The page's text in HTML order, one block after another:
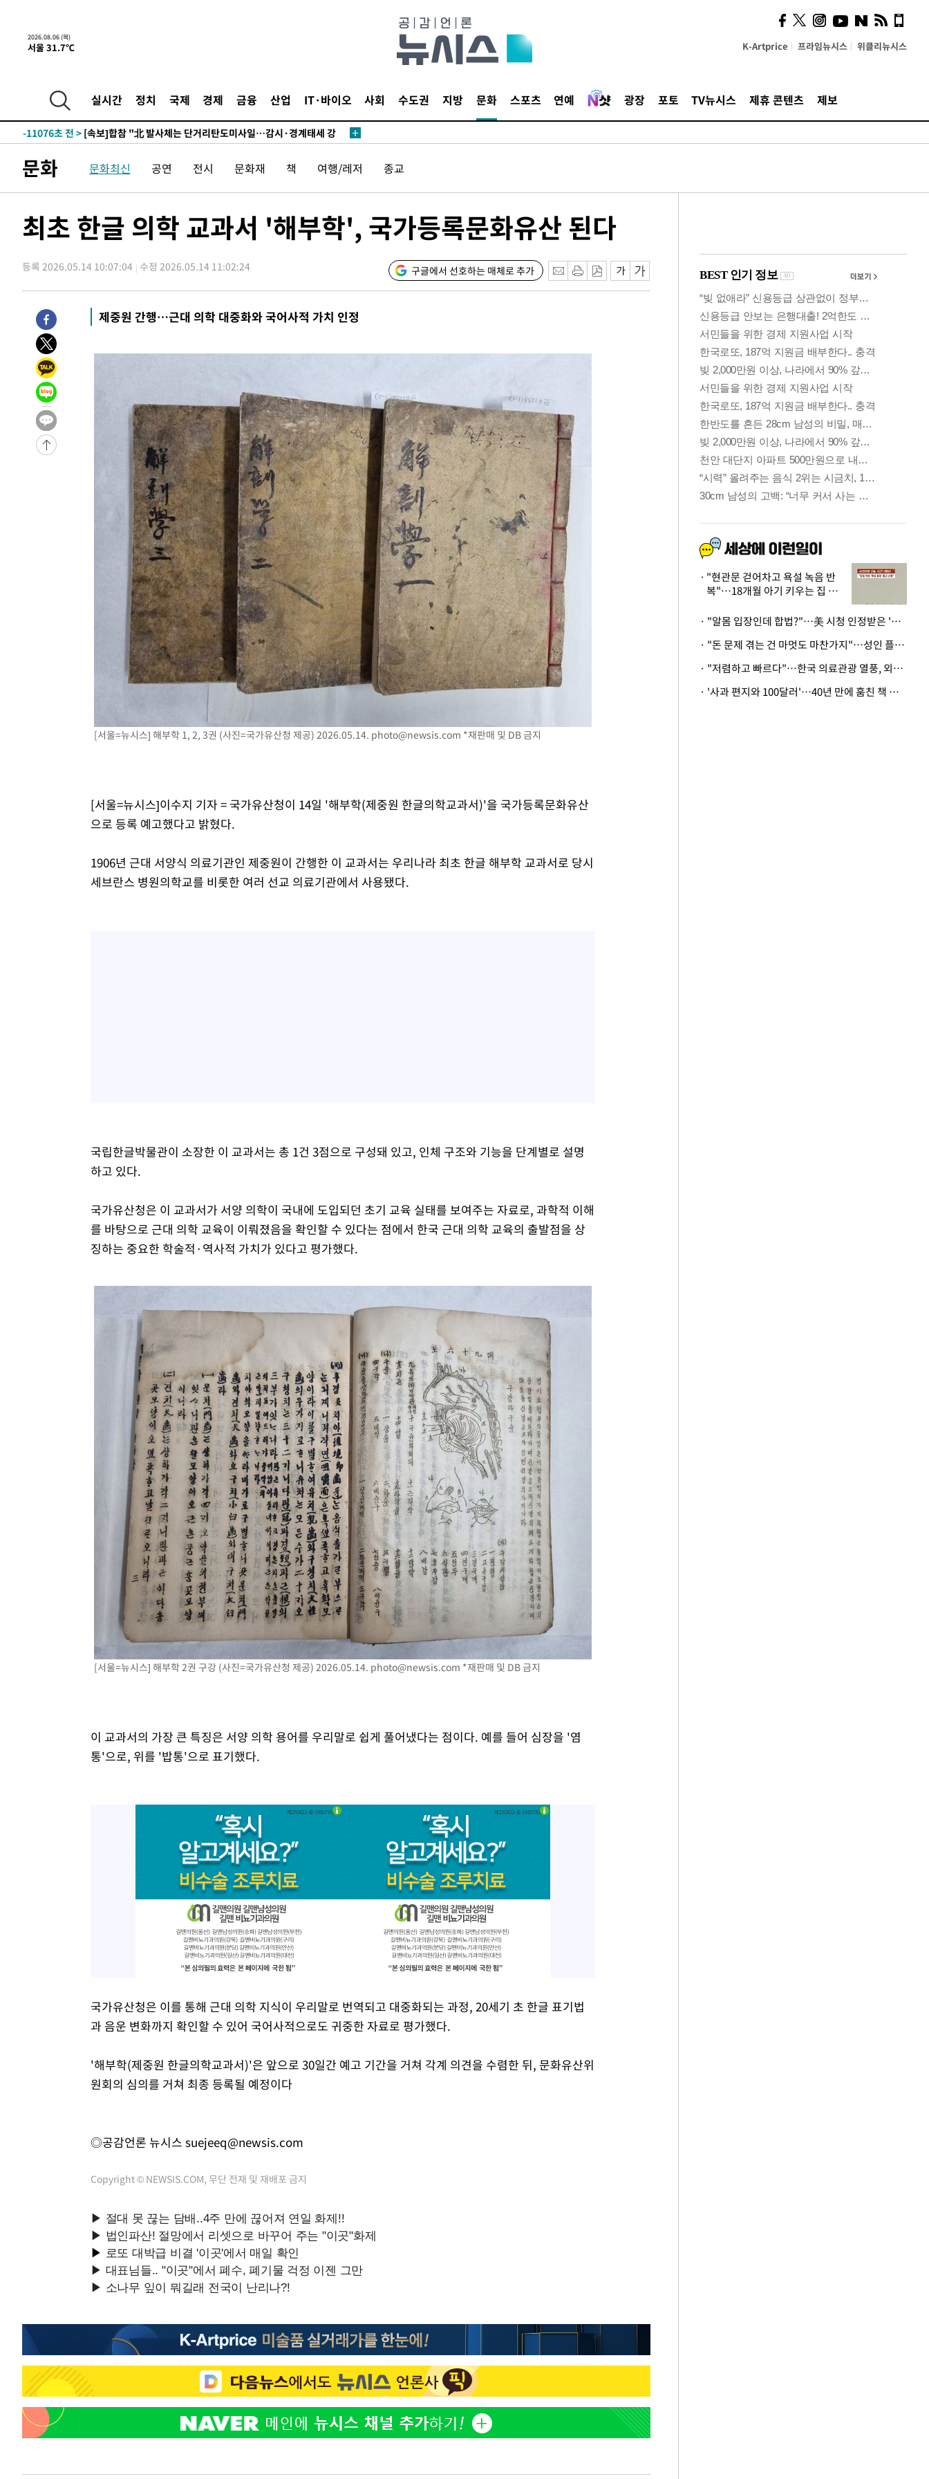
2026.08.06 (목)
서울 31.7℃ K-Artprice 프라임뉴시스 위클리뉴시스
실시간 정치 국제 경제 금융 산업 IT·바이오 사회 수도권 지방 문화 스포츠 연예 광장 포토 TV뉴시스 제휴 콘텐츠 제보
-28566초 전 >
합)
-25480초 전 >
경찰, '홍명보는 2순위' 결론냈던 스포츠윤리센터도 압수수색
화"
-10824초 전 > 日방위성, 北이 동해로 쏜 발사체는 탄도미사일 가능성
-8660초 전 > [속보]합참 "북, 동해상으로 미상 발사체 발사"
-8056초 전 >'낮 최고 39도' 불볕더위…한밤 열대야도 계속[내일날씨]
-8015초 전 >
[속보]7~9일 프로야구 3연전도 폭염 취소…11일 재개
-7677초 전 >
"韓 외환시장 개입 관측 배경엔 美의 대한국 무역적자 있어"
-7344초 전 >서울 낮 37.9도, 올여름 최고치 경신…영등포 순간 '40도'
-6906초 전 >[속보]종합특검, 대검 추가 압수수색…내란 중요임무종사 혐의
-3001초 전 >
[속보]코스닥, 800p 회복…0.26% 오른 801.67 마감
-2931초 전 >
[속보]코스피, 301.88포인트(4.58%) 내린 6296.38 마감
-2796초 전 >
-395초 전 >
42분 전 >
2시간 전 >
내일까지 39도 '펄펄'…기상청 "태풍 지나며 폭염 잠시 꺾인다"
-28566초 전 >
'월드컵 탈락 후폭풍' 축구협회…11시간 걸린 초유의 압수수색(종
-28002초 전 >
[속보] 뉴욕증시, 혼조 출발…나스닥 0.3%↓, 다우 0.14%↑
축구협회, 15년 전 심판 성 접대 파문에 "현재는 내부 지침 준수"
경찰, '홍명보는 2순위' 결론냈던 스포츠윤리센터도 압수수색
[속보]합참 "北 발사체는 단거리탄도미사일…감시·경계태세 강
日방위성, 北이 동해로 쏜 발사체는 탄도미사일 가능성
[속보] SKT, 에이닷 서비스 장애 발생…"원인 파악 중"
[속보]합참 "북, 동해상으로 미상 발사체 발사"
'낮 최고 39도' 불볕더위…한밤 열대야도 계속[내일날씨]
[속보]7~9일 프로야구 3연전도 폭염 취소…11일 재개
"韓 외환시장 개입 관측 배경엔 美의 대한국 무역적자 있어"
'월드컵 탈락 후폭풍' 축구협회…초유의 압수수색에 '충격·당황'
서울 낮 37.9도, 올여름 최고치 경신…영등포 순간 '40도'
[속보]종합특검, 대검 추가 압수수색…내란 중요임무종사 혐의
[속보]코스닥, 800p 회복…0.26% 오른 801.67 마감
[속보]코스피, 301.88포인트(4.58%) 내린 6296.38 마감
[속보]원·달러 환율, 0.7원 내린 1423.8원 마감
문화 문화최신 공연 전시 문화재 책 여행/레저 종교
최초 한글 의학 교과서 '해부학', 국가등록문화유산 된다
등록 2026.05.14 10:07:04 수정 2026.05.14 11:02:24 구글에서 선호하는 매체로 추가
제중원 간행…근대 의학 대중화와 국어사적 가치 인정
[서울=뉴시스] 해부학 1, 2, 3권 (사진=국가유산청 제공) 2026.05.14. photo@newsis.com *재판매 및 DB 금지
[서울=뉴시스]이수지 기자 = 국가유산청이 14일 '해부학(제중원 한글의학교과서)'을 국가등록문화유산
으로 등록 예고했다고 밝혔다.
1906년 근대 서양식 의료기관인 제중원이 간행한 이 교과서는 우리나라 최초 한글 해부학 교과서로 당시
세브란스 병원의학교를 비롯한 여러 선교 의료기관에서 사용됐다.
국립한글박물관이 소장한 이 교과서는 총 1건 3점으로 구성돼 있고, 인체 구조와 기능을 단계별로 설명
하고 있다.
국가유산청은 이 교과서가 서양 의학이 국내에 도입되던 초기 교육 실태를 보여주는 자료로, 과학적 이해
를 바탕으로 근대 의학 교육이 이뤄졌음을 확인할 수 있다는 점에서 한국 근대 의학 교육의 출발점을 상
징하는 중요한 학술적·역사적 가치가 있다고 평가했다.
[서울=뉴시스] 해부학 2권 구강 (사진=국가유산청 제공) 2026.05.14. photo@newsis.com *재판매 및 DB 금지
이 교과서의 가장 큰 특징은 서양 의학 용어를 우리말로 쉽게 풀어냈다는 점이다. 예를 들어 심장을 '염
통'으로, 위를 '밥통'으로 표기했다.
국가유산청은 이를 통해 근대 의학 지식이 우리말로 번역되고 대중화되는 과정, 20세기 초 한글 표기법
과 음운 변화까지 확인할 수 있어 국어사적으로도 귀중한 자료로 평가했다.
'해부학(제중원 한글의학교과서)'은 앞으로 30일간 예고 기간을 거쳐 각계 의견을 수렴한 뒤, 문화유산위
원회의 심의를 거쳐 최종 등록될 예정이다
◎공감언론 뉴시스 suejeeq@newsis.com
Copyright © NEWSIS.COM, 무단 전재 및 재배포 금지
의견, 국토부·LH에 충실히
전달할 것"
"현관문 걷어차고 욕설 녹음 반
복"…18개월 아기 키우는 집 뒤
· "알몸 입장인데 합법?"…美 시청 인정받은 '누드' 레스토랑 화제
· "돈 문제 겪는 건 마멋도 마찬가지"…성인 플랫폼에 등장한 뜻밖의 스타
· "저렴하고 빠르다"…한국 의료관광 열풍, 외신도 주목
· '사과 편지와 100달러'…40년 만에 훔친 책 돌려준 美 절도범